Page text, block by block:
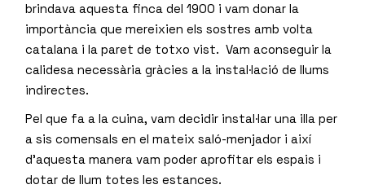
brindava aquesta finca del 1900 i vam donar la
importància que mereixien els sostres amb volta
catalana i la paret de totxo vist. Vam aconseguir la
calidesa necessària gràcies a la instal·lació de llums
indirectes.
Pel que fa a la cuina, vam decidir instal·lar una illa per
a sis comensals en el mateix saló-menjador i així
d’aquesta manera vam poder aprofitar els espais i
dotar de llum totes les estances.